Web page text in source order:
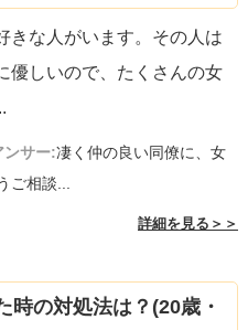
きな人がいます。その人は
優しいので、たくさんの女
ンサー:凄く仲の良い同僚に、女
ご相談...
詳細を見る＞＞
時の対処法は？(20歳・